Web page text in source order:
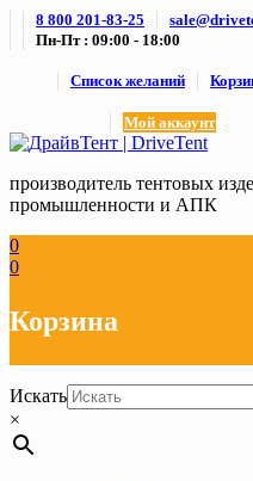
Skip8 800 201-83-25
Пн-Пт : 09:00 - 18:00
Список желаний
Мой аккаунт
производитель тентовых
промышленности и АПК
0
0
Корзина
Искать
×